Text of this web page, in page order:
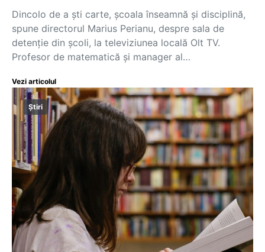
Dincolo de a ști carte, școala înseamnă și disciplină,
spune directorul Marius Perianu, despre sala de
detenție din școli, la televiziunea locală Olt TV.
Profesor de matematică și manager al…
Vezi articolul
Știri